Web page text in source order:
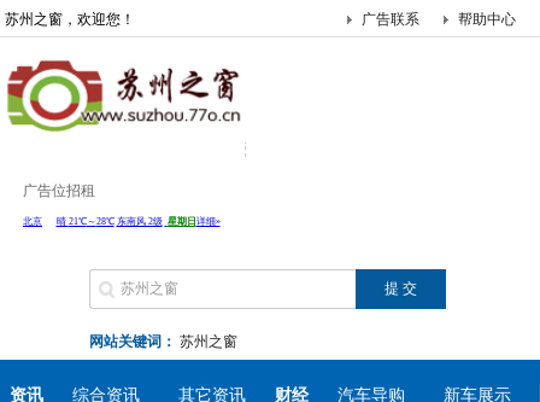
苏州之窗，欢迎您！ 帮助中心
广告联系
广告位招租
网站关键词： 苏州之窗
资讯 综合资讯 其它资讯 财经 汽车导购 新车展示